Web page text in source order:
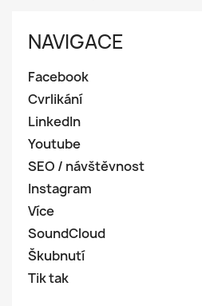
NAVIGACE
Facebook
Cvrlikání
LinkedIn
Youtube
SEO / návštěvnost
Instagram
Více
SoundCloud
Škubnutí
Tik tak